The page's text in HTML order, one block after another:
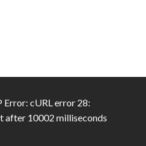
cURL error 28:
after 10002 milliseconds